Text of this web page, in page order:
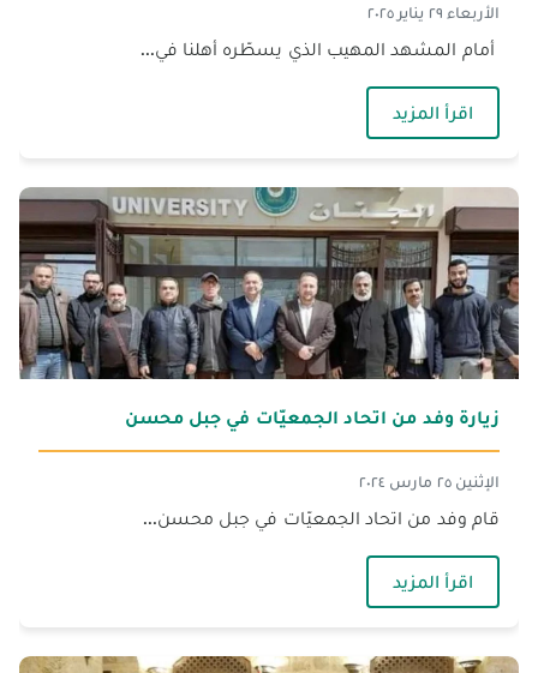
الأربعاء ٢٩ يناير ٢٠٢٥
أمام المشهد المهيب الذي يسطّره أهلنا في...
اقرأ المزيد— عودة أهلنا إلى الجنوب تمثّل صفحة جديدة من
زيارة وفد من اتحاد الجمعيّات في جبل محسن
الإثنين ٢٥ مارس ٢٠٢٤
قام وفد من اتحاد الجمعيّات في جبل محسن...
اقرأ المزيد— زيارة وفد من اتحاد الجمعيّات في جبل محسن